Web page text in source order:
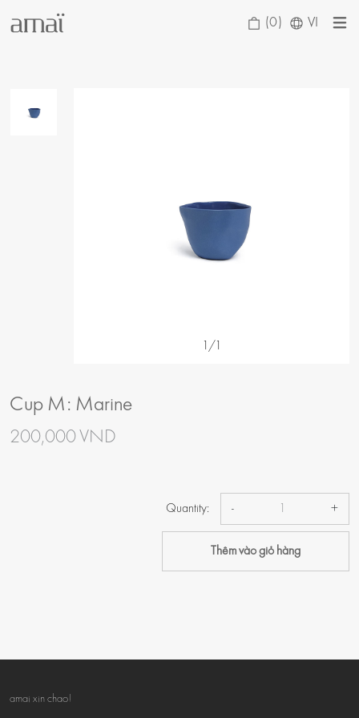
(0) VI
1/1
Cup M: Marine
200,000 VND
Quantity: - +
Thêm vào giỏ hàng
amai xin chao!